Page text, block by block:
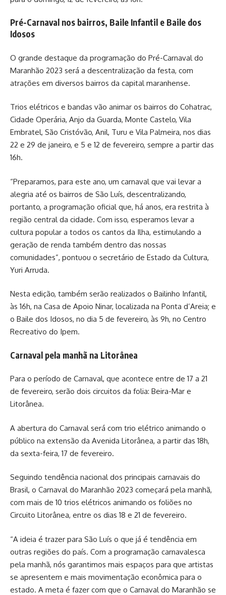
Pré-Carnaval nos bairros, Baile Infantil e Baile dos
Idosos
O grande destaque da programação do Pré-Carnaval do
Maranhão 2023 será a descentralização da festa, com
atrações em diversos bairros da capital maranhense.
Trios elétricos e bandas vão animar os bairros do Cohatrac,
Cidade Operária, Anjo da Guarda, Monte Castelo, Vila
Embratel, São Cristóvão, Anil, Turu e Vila Palmeira, nos dias
22 e 29 de janeiro, e 5 e 12 de fevereiro, sempre a partir das
16h.
“Preparamos, para este ano, um carnaval que vai levar a
alegria até os bairros de São Luís, descentralizando,
portanto, a programação oficial que, há anos, era restrita à
região central da cidade. Com isso, esperamos levar a
cultura popular a todos os cantos da Ilha, estimulando a
geração de renda também dentro das nossas
comunidades”, pontuou o secretário de Estado da Cultura,
Yuri Arruda.
Nesta edição, também serão realizados o Bailinho Infantil,
às 16h, na Casa de Apoio Ninar, localizada na Ponta d’Areia; e
o Baile dos Idosos, no dia 5 de fevereiro, às 9h, no Centro
Recreativo do Ipem.
Carnaval pela manhã na Litorânea
Para o período de Carnaval, que acontece entre de 17 a 21
de fevereiro, serão dois circuitos da folia: Beira-Mar e
Litorânea.
A abertura do Carnaval será com trio elétrico animando o
público na extensão da Avenida Litorânea, a partir das 18h,
da sexta-feira, 17 de fevereiro.
Seguindo tendência nacional dos principais carnavais do
Brasil, o Carnaval do Maranhão 2023 começará pela manhã,
com mais de 10 trios elétricos animando os foliões no
Circuito Litorânea, entre os dias 18 e 21 de fevereiro.
“A ideia é trazer para São Luís o que já é tendência em
outras regiões do país. Com a programação carnavalesca
pela manhã, nós garantimos mais espaços para que artistas
se apresentem e mais movimentação econômica para o
estado. A meta é fazer com que o Carnaval do Maranhão se